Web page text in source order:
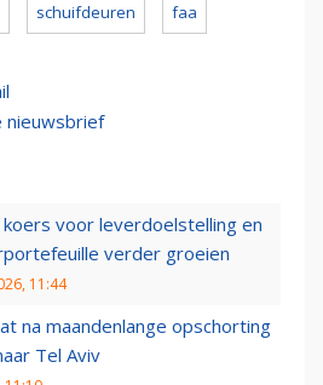
schuifdeuren faa
nieuwsbrief
voor leverdoelstelling en
verder groeien
11:44
na maandenlange opschorting
Tel Aviv